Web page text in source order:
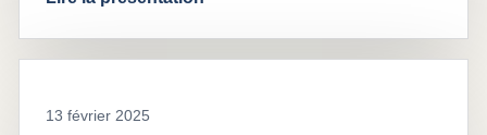
13 février 2025